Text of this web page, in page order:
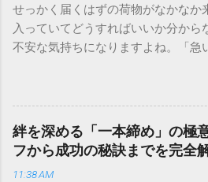
せっかく届くはずの荷物がなかなか
入っていてどうすればいいか分から
不安な気持ちになりますよね。「急
きできる？」といった疑問を抱え
通運は企業間物流のイメージが強い
向けの宅配サービスも非常に充実し
目的に合わせた適切な連絡先を選ぶ
は、荷物の追跡確認から営業所への
絆を深める「一本締め」の極
フから成功の秘訣までを完全
11:38 AM